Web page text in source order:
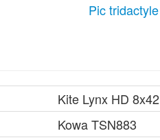
Pic tridactyle
Kite Lynx HD 8x42
Kowa TSN883